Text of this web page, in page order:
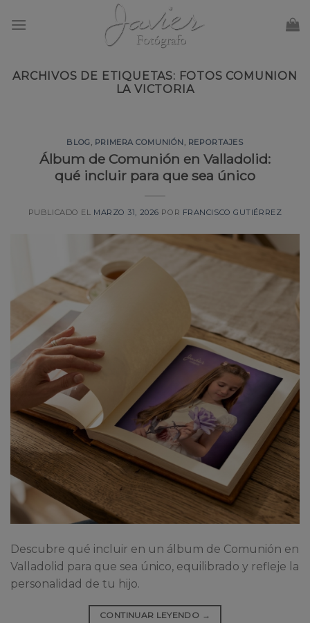
ARCHIVOS DE ETIQUETAS: FOTOS COMUNION
LA VICTORIA
BLOG, PRIMERA COMUNIÓN , REPORTAJES
Álbum de Comunión en Valladolid:
qué incluir para que sea único
PUBLICADO EL MARZO 31, 2026 POR FRANCISCO GUTIÉRREZ
Descubre qué incluir en un álbum de Comunión en
Valladolid para que sea único, equilibrado y refleje la
personalidad de tu hijo.
CONTINUAR LEYENDO →